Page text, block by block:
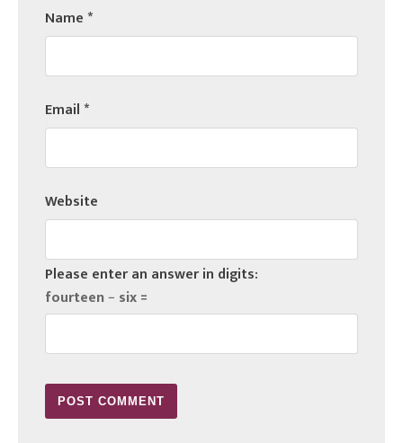
Name*
Email*
Website
Please enter an answer in digits:
fourteen − six =